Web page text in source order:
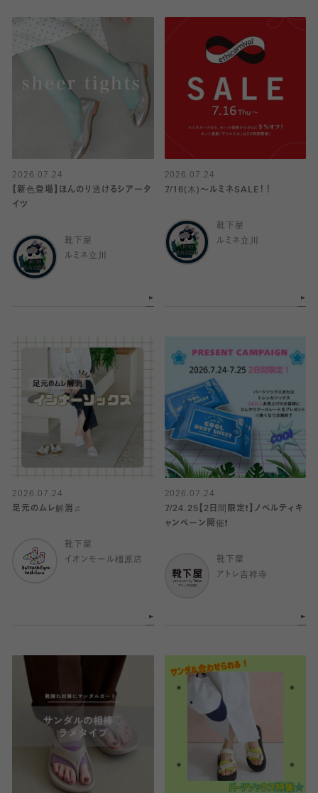
2026.07.24
【新色登場】ほんのり透けるシアータ
イツ
靴下屋
ルミネ立川
2026.07.24
7/16(木)〜ルミネSALE！！
靴下屋
ルミネ立川
2026.07.24
足元のムレ解消♫
靴下屋
イオンモール橿原店
2026.07.24
7/24.25【2日間限定❗️】ノベルティキ
ャンペーン開催❗️
靴下屋
アトレ吉祥寺